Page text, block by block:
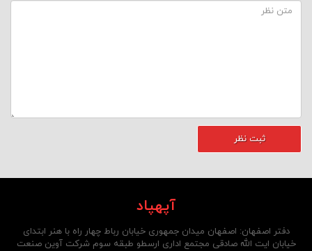
آپهپاد
دفتر اصفهان: اصفهان میدان جمهوری خیابان رباط چهار راه با هنر ابتدای
خیابان ایت الله صادقی مجتمع اداری ارسطو طبقه سوم شرکت آوین صنعت